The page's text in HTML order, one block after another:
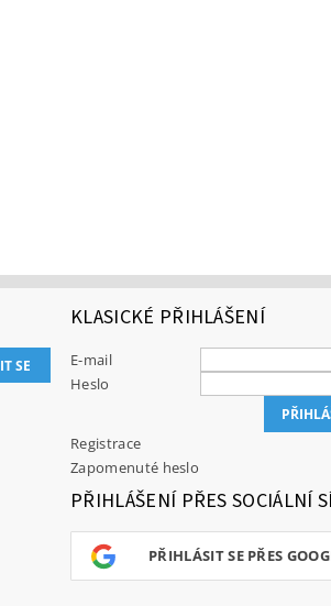
KLASICKÉ PŘIHLÁŠENÍ
E-mail
Heslo
Registrace
Zapomenuté heslo
PŘIHLÁŠENÍ PŘES SOCIÁLNÍ
PŘIHLÁSIT SE PŘES